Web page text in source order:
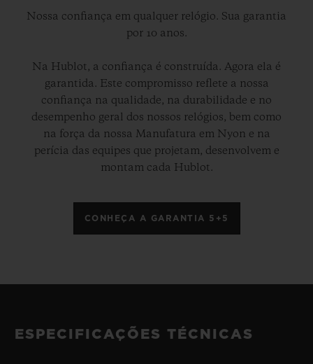
Nossa confiança em qualquer relógio. Sua garantia
por 10 anos.
Na Hublot, a confiança é construída. Agora ela é
garantida. Este compromisso reflete a nossa
confiança na qualidade, na durabilidade e no
desempenho geral dos nossos relógios, bem como
na força da nossa Manufatura em Nyon e na
perícia das equipes que projetam, desenvolvem e
montam cada Hublot.
CONHEÇA A GARANTIA 5+5
ESPECIFICAÇÕES TÉCNICAS